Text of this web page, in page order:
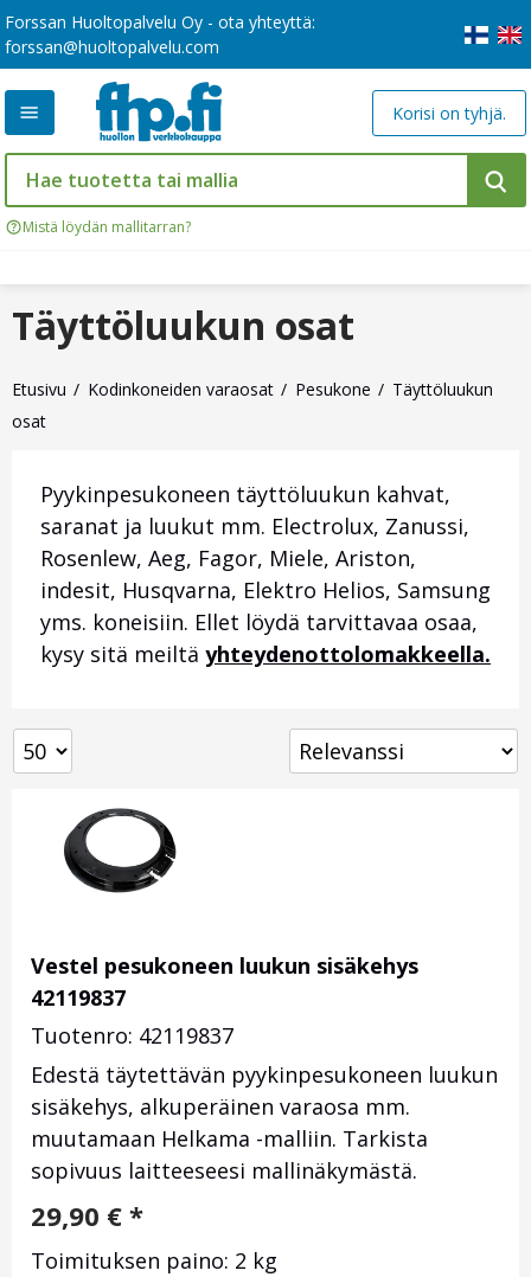
Forssan Huoltopalvelu Oy - ota yhteyttä:
forssan@huoltopalvelu.com
Mistä löydän mallitarran?
Korisi on tyhjä.
Etusivu Kodinkoneiden varaosat Pesukone
Täyttöluukun
osat
Täyttöluukun osat
Pyykinpesukoneen täyttöluukun kahvat,
saranat ja luukut mm. Electrolux, Zanussi,
Rosenlew, Aeg, Fagor, Miele, Ariston,
indesit, Husqvarna, Elektro Helios, Samsung
yms. koneisiin. Ellet löydä tarvittavaa osaa,
kysy sitä meiltä yhteydenottolomakkeella.
Vestel pesukoneen luukun sisäkehys
42119837
Tuotenro: 42119837
Edestä täytettävän pyykinpesukoneen luukun
sisäkehys, alkuperäinen varaosa mm.
muutamaan Helkama -malliin. Tarkista
sopivuus laitteeseesi mallinäkymästä.
29,90 € *
Toimituksen paino: 2 kg